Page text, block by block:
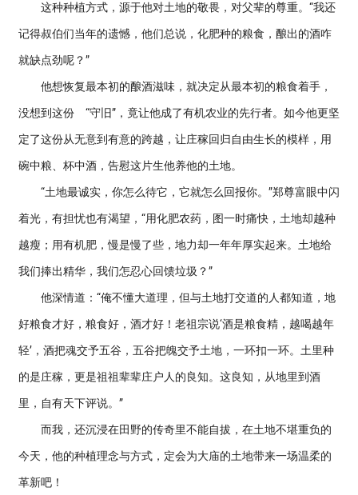
这种种植方式，源于他对土地的敬畏，对父辈的尊重。“我还
记得叔伯们当年的遗憾，他们总说，化肥种的粮食，酿出的酒咋
就缺点劲呢？”
他想恢复最本初的酿酒滋味，就决定从最本初的粮食着手，
没想到这份 “守旧”，竟让他成了有机农业的先行者。如今他更坚
定了这份从无意到有意的跨越，让庄稼回归自由生长的模样，用
碗中粮、杯中酒，告慰这片生他养他的土地。
“土地最诚实，你怎么待它，它就怎么回报你。”郑尊富眼中闪
着光，有担忧也有渴望，“用化肥农药，图一时痛快，土地却越种
越瘦；用有机肥，慢是慢了些，地力却一年年厚实起来。土地给
我们捧出精华，我们怎忍心回馈垃圾？”
他深情道：“俺不懂大道理，但与土地打交道的人都知道，地
好粮食才好，粮食好，酒才好！老祖宗说‘酒是粮食精，越喝越年
轻’，酒把魂交予五谷，五谷把魄交予土地，一环扣一环。土里种
的是庄稼，更是祖祖辈辈庄户人的良知。这良知，从地里到酒
里，自有天下评说。”
而我，还沉浸在田野的传奇里不能自拔，在土地不堪重负的
今天，他的种植理念与方式，定会为大庙的土地带来一场温柔的
革新吧！